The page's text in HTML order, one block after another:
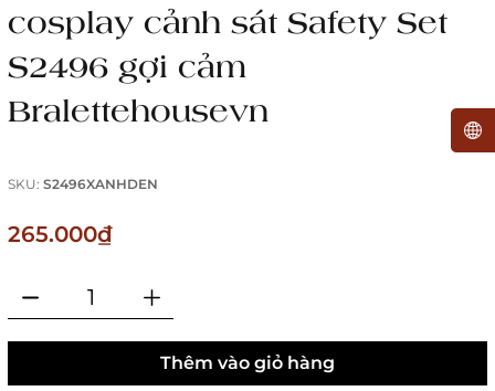
cosplay cảnh sát Safety Set
S2496 gợi cảm
Bralettehousevn
SKU: S2496XANHDEN
265.000₫
Thêm vào giỏ hàng